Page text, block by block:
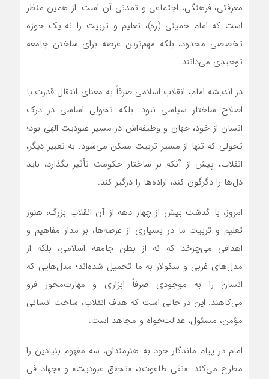
معرفتی، فرهنگی، اجتماعی و تمدنی آن است. از همین منظر
است که امام خمینی (ره)، تعلیم و تربیت را نه یک حوزه
تخصصی محدود، بلکه مهم‌ترین عرصه برای ساختن جامعه
توحیدی می‌دانند.
در اندیشه امام، انقلاب اسلامی صرفاً به معنای انتقال قدرت یا
اصلاح ساختار سیاسی نبود. بلکه تحولی اساسی در درک
انسان از خود، جهان و وظیفه‌اش در مسیر عبودیت الهی بود؛
تحولی که تنها از مسیر تربیت ممکن می‌شود. به تعبیر دیگر،
انقلاب، پیش از آنکه بر ساختار حکومت تأثیر بگذارد، باید
دل‌ها را دگرگون کند، اراده‌ها را درگیر کند.
امروز، با گذشت بیش از چهار دهه از آن انقلاب بزرگ، هنوز
تعلیم و تربیت ما در بسیاری از عرصه‌ها، بر مدار مفاهیم و
اهدافی می‌چرخد که نه از بطن جامعه اسلامی، بلکه از
مدل‌های غربی و سکولار به ما تحمیل شده‌اند؛ مدل‌هایی که
انسان را به موجودی صرفاً ابزاری و مهارت‌محور فرو
می‌کاهند. این در حالی است که هدف انقلاب، ساخت انسانی
مؤمن، مسئول، عدالت‌خواه و مجاهد است.
امام در پیام ماندگار خود به هنرمندان، سه مفهوم بنیادین را
مطرح می‌کند: «نفی طاغوت»، «تحقق عبودیت» و «جهاد فی